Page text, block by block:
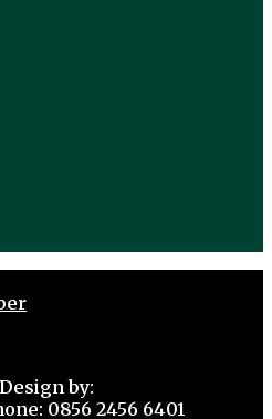
by:
0856 2456 6401